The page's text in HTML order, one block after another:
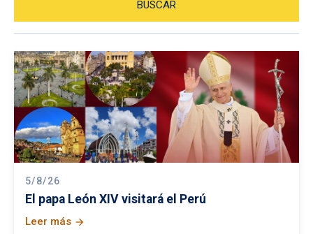
5/8/26
El papa León XIV visitará el Perú
Leer más arrow_forward